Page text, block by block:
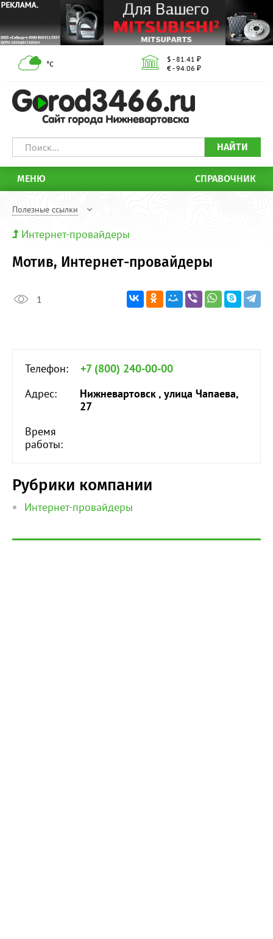
°С
$ - 81.41 ₽
€ - 94.06 ₽
НАЙТИ
МЕНЮ СПРАВОЧНИК
Полезные ссылки
Интернет-провайдеры
Мотив, Интернет-провайдеры
1
Телефон:
+7 (800) 240-00-00
Адрес:
Нижневартовск , улица Чапаева,
27
Время
работы:
Рубрики компании
Интернет-провайдеры